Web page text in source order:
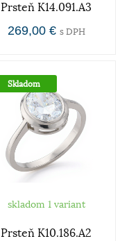
Prsteň K14.091.A3
269,00 € s DPH
Skladom
skladom 1 variant
Prsteň K10.186.A2